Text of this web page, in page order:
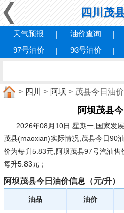
四川茂
天气预报 油价查询
97号油价
93号油价
> 四川 > 阿坝 > 茂县今日油价
阿坝茂县
2026年08月10日:星期一,国家发
茂县(maoxian)实际情况,茂县今日90
价为每升5.83元,阿坝茂县97号汽油
每升5.83元；
阿坝茂县今日油价信息（元/升）
油品 油价